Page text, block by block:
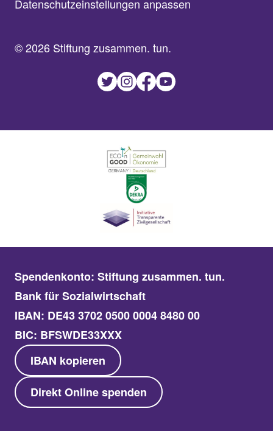
Datenschutzeinstellungen anpassen
© 2026 Stiftung zusammen. tun.
Spendenkonto: Stiftung zusammen. tun.
Bank für Sozialwirtschaft
IBAN: DE43 3702 0500 0004 8480 00
BIC: BFSWDE33XXX
IBAN kopieren
Direkt Online spenden